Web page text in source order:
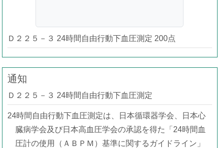
Ｄ２２５－３ 24時間自由行動下血圧測定 200点
通知
Ｄ２２５－３ 24時間自由行動下血圧測定
24時間自由行動下血圧測定は、日本循環器学会、日本心
臓病学会及び日本高血圧学会の承認を得た「24時間血
圧計の使用（ＡＢＰＭ）基準に関するガイドライン」